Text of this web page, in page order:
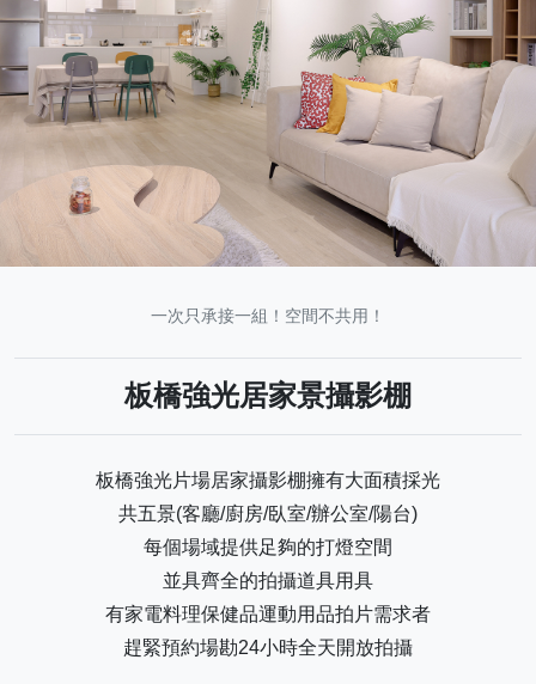
一次只承接一組！空間不共用！
板橋強光居家景攝影棚
板橋強光片場居家攝影棚擁有大面積採光
共五景(客廳/廚房/臥室/辦公室/陽台)
每個場域提供足夠的打燈空間
並具齊全的拍攝道具用具
有家電料理保健品運動用品拍片需求者
趕緊預約場勘24小時全天開放拍攝